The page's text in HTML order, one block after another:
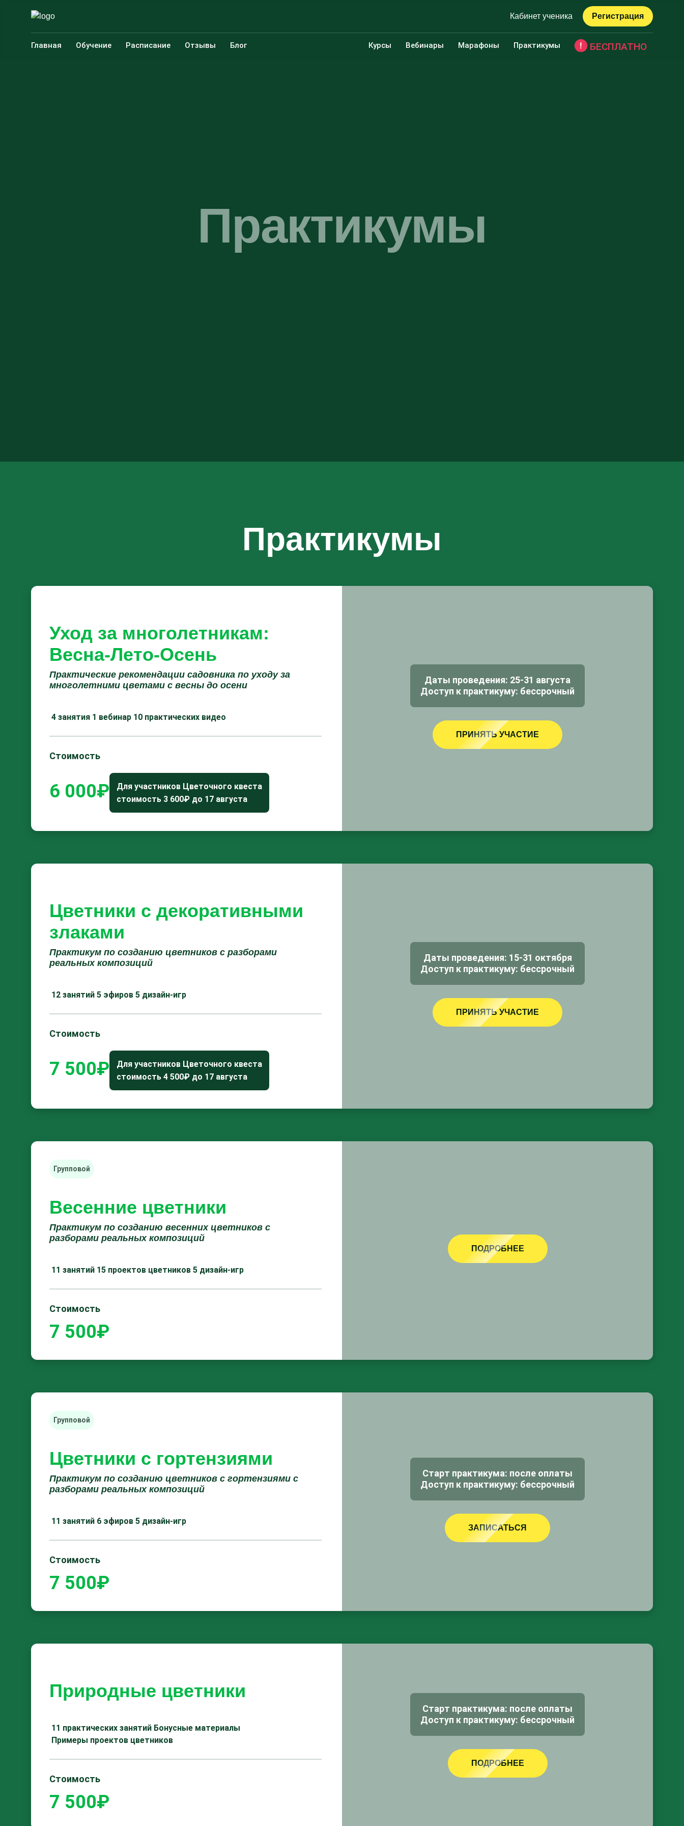
Кабинет ученика Регистрация
Главная Обучение Расписание Отзывы Блог Курсы Вебинары Марафоны Практикумы БЕСПЛАТНО
Практикумы
Практикумы
Уход за многолетникам:
Весна-Лето-Осень
Практические рекомендации садовника по уходу за
многолетними цветами с весны до осени
4 занятия 1 вебинар 10 практических видео
Стоимость
6 000₽
Для участников Цветочного квеста
стоимость 3 600₽ до 17 августа
Даты проведения: 25-31 августа
Доступ к практикуму: бессрочный
ПРИНЯТЬ УЧАСТИЕ
Цветники с декоративными
злаками
Практикум по созданию цветников с разборами
реальных композиций
12 занятий 5 эфиров 5 дизайн-игр
Стоимость
7 500₽
Для участников Цветочного квеста
стоимость 4 500₽ до 17 августа
Даты проведения: 15-31 октября
Доступ к практикуму: бессрочный
ПРИНЯТЬ УЧАСТИЕ
Групповой
Весенние цветники
Практикум по созданию весенних цветников с
разборами реальных композиций
11 занятий 15 проектов цветников 5 дизайн-игр
Стоимость
7 500₽
ПОДРОБНЕЕ
Групповой
Цветники с гортензиями
Практикум по созданию цветников с гортензиями с
разборами реальных композиций
11 занятий 6 эфиров 5 дизайн-игр
Стоимость
7 500₽
Старт практикума: после оплаты
Доступ к практикуму: бессрочный
ЗАПИСАТЬСЯ
Природные цветники
11 практических занятий Бонусные материалы
Примеры проектов цветников
Стоимость
7 500₽
Старт практикума: после оплаты
Доступ к практикуму: бессрочный
ПОДРОБНЕЕ